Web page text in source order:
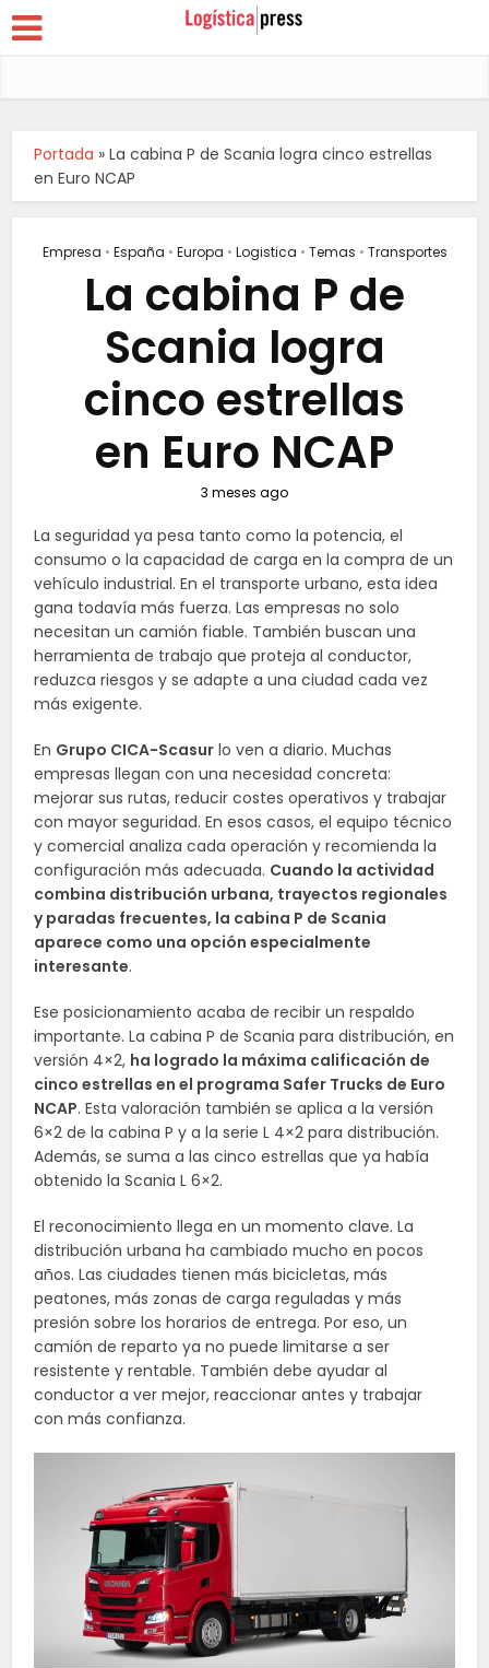
Portada »La cabina P de Scania logra cinco estrellas
en Euro NCAP
Empresa • España • Europa • Logistica • Temas • Transportes
La cabina P de
Scania logra
cinco estrellas
en Euro NCAP
3 meses ago
La seguridad ya pesa tanto como la potencia, el
consumo o la capacidad de carga en la compra de un
vehículo industrial. En el transporte urbano, esta idea
gana todavía más fuerza. Las empresas no solo
necesitan un camión fiable. También buscan una
herramienta de trabajo que proteja al conductor,
reduzca riesgos y se adapte a una ciudad cada vez
más exigente.
En Grupo CICA-Scasur lo ven a diario. Muchas
empresas llegan con una necesidad concreta:
mejorar sus rutas, reducir costes operativos y trabajar
con mayor seguridad. En esos casos, el equipo técnico
y comercial analiza cada operación y recomienda la
configuración más adecuada. Cuando la actividad
combina distribución urbana, trayectos regionales
y paradas frecuentes, la cabina P de Scania
aparece como una opción especialmente
interesante.
Ese posicionamiento acaba de recibir un respaldo
importante. La cabina P de Scania para distribución, en
versión 4×2, ha logrado la máxima calificación de
cinco estrellas en el programa Safer Trucks de Euro
NCAP. Esta valoración también se aplica a la versión
6×2 de la cabina P y a la serie L 4×2 para distribución.
Además, se suma a las cinco estrellas que ya había
obtenido la Scania L 6×2.
El reconocimiento llega en un momento clave. La
distribución urbana ha cambiado mucho en pocos
años. Las ciudades tienen más bicicletas, más
peatones, más zonas de carga reguladas y más
presión sobre los horarios de entrega. Por eso, un
camión de reparto ya no puede limitarse a ser
resistente y rentable. También debe ayudar al
conductor a ver mejor, reaccionar antes y trabajar
con más confianza.